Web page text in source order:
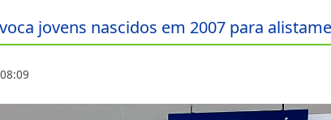
jovens nascidos em 2007 para